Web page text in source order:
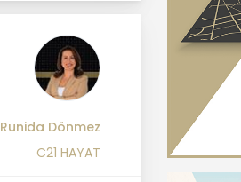
Runida Dönmez
C21 HAYAT